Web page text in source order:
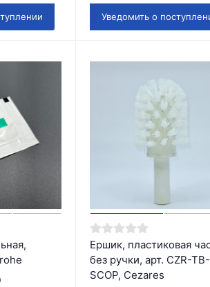
Уведомить о
Ершик, пластиковая
без ручки, арт. CZR-TB-
SCOP, Cezares